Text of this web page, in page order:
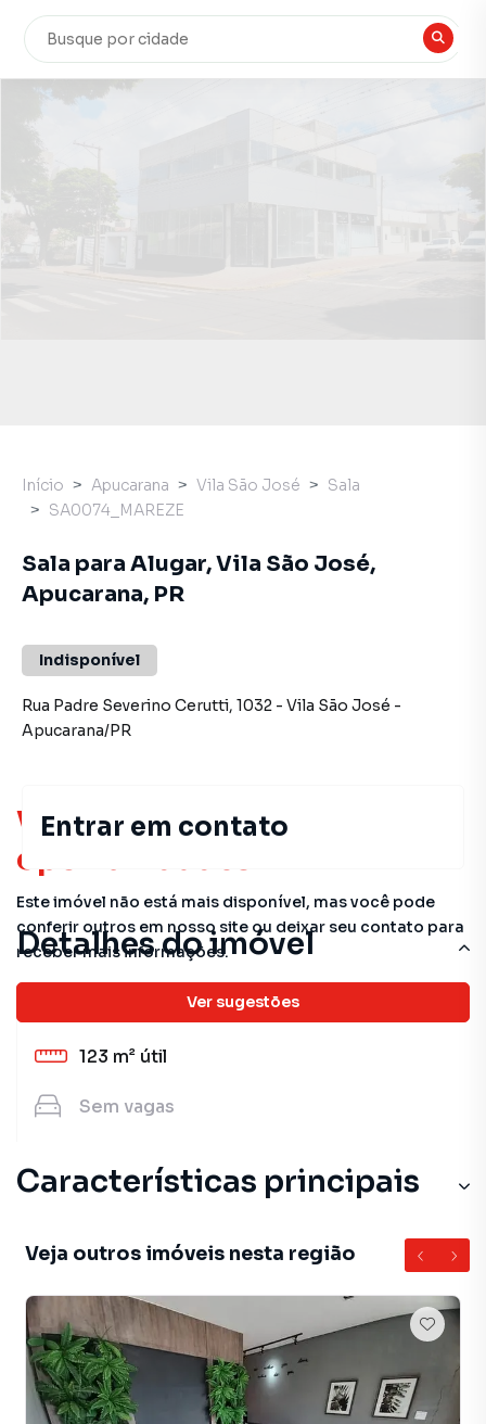
Você pode encontrar novas
oportunidades!
Este imóvel não está mais disponível, mas você pode
conferir outros em nosso site ou deixar seu contato para
receber mais informações.
Ver sugestões
Detalhes do imóvel
123 m² útil
Sem vagas
Características principais
Veja outros imóveis nesta região
Início Apucarana Vila São José
Sala
SA0074_MAREZE
Sala para Alugar, Vila São José,
Apucarana, PR
Indisponível
Rua Padre Severino Cerutti, 1032 - Vila São José -
Apucarana/PR
Entrar em contato